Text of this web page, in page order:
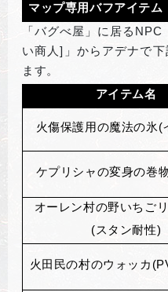
マップ専用バフアイテム
「バグべ屋」に居る
い商人]」からアデナで
ます。
アイテム名
火傷保護用の魔法の氷(
ケプリシャの変身の巻
オーレン村の野いちご
(スタン耐性)
火田民の村のウォッカ